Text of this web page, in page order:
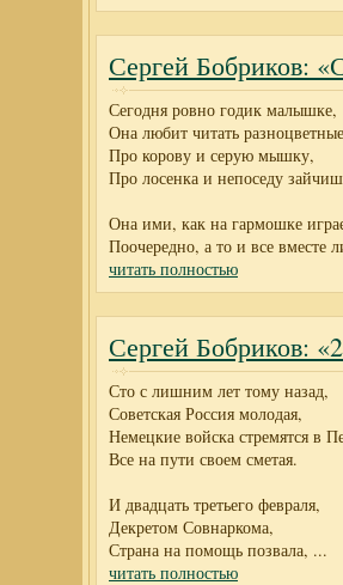
Сергей Бобриков:
Сегодня ровно годик малышке,
Она любит читать
Про корову и серую мышку,
Про лосенка и непоседу
Она ими, как на гармошке
Поочередно, а то и все вместе
читать полностью
Сергей Бобриков:
Сто с лишним лет тому назад,
Советская Россия молодая,
Немецкие войска стремятся в
Все на пути своем сметая.
И двадцать третьего февраля,
Декретом Совнаркома,
Страна на помощь позвала, ...
читать полностью